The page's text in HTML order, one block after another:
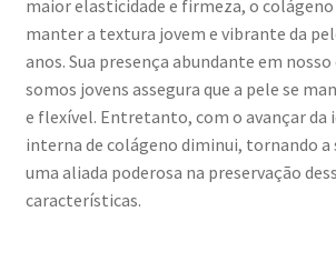
maior elasticidade e firmeza, o
manter a textura jovem e vibrante da
anos. Sua presença abundante em
somos jovens assegura que a pele se
e flexível. Entretanto, com o avançar da
interna de colágeno diminui, tornando
uma aliada poderosa na preservação
características.